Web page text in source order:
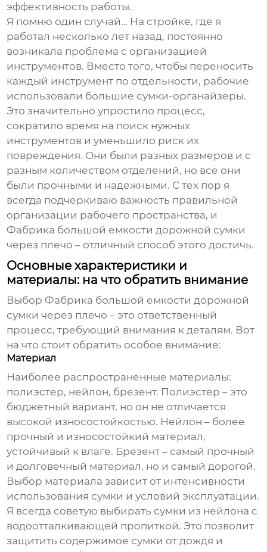
эффективность работы.
Я помню один случай… На стройке, где я
работал несколько лет назад, постоянно
возникала проблема с организацией
инструментов. Вместо того, чтобы переносить
каждый инструмент по отдельности, рабочие
использовали большие сумки-органайзеры.
Это значительно упростило процесс,
сократило время на поиск нужных
инструментов и уменьшило риск их
повреждения. Они были разных размеров и с
разным количеством отделений, но все они
были прочными и надежными. С тех пор я
всегда подчеркиваю важность правильной
организации рабочего пространства, и
Фабрика большой емкости дорожной сумки
через плечо – отличный способ этого достичь.
Основные характеристики и
материалы: на что обратить внимание
Выбор Фабрика большой емкости дорожной
сумки через плечо – это ответственный
процесс, требующий внимания к деталям. Вот
на что стоит обратить особое внимание:
Материал
Наиболее распространенные материалы:
полиэстер, нейлон, брезент. Полиэстер – это
бюджетный вариант, но он не отличается
высокой износостойкостью. Нейлон – более
прочный и износостойкий материал,
устойчивый к влаге. Брезент – самый прочный
и долговечный материал, но и самый дорогой.
Выбор материала зависит от интенсивности
использования сумки и условий эксплуатации.
Я всегда советую выбирать сумки из нейлона с
водоотталкивающей пропиткой. Это позволит
защитить содержимое сумки от дождя и